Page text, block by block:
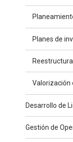
Planes de
Valorización
Desarrollo de
Gestión de